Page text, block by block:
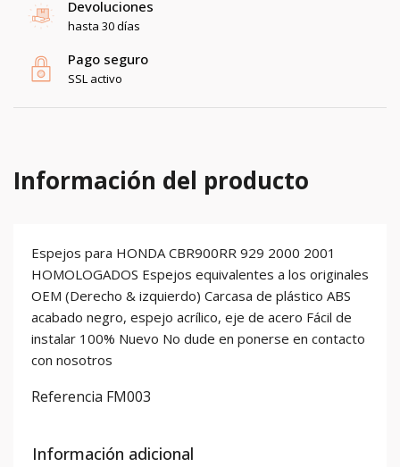
Devoluciones
hasta 30 días
Pago seguro
SSL activo
Información del producto
Espejos para HONDA CBR900RR 929 2000 2001
HOMOLOGADOS Espejos equivalentes a los originales
OEM (Derecho & izquierdo) Carcasa de plástico ABS
acabado negro, espejo acrílico, eje de acero Fácil de
instalar 100% Nuevo No dude en ponerse en contacto
con nosotros
Referencia FM003
Información adicional